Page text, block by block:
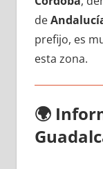
dе
prefijo, es
esta zona.
🌍